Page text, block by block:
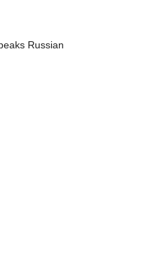
Russian